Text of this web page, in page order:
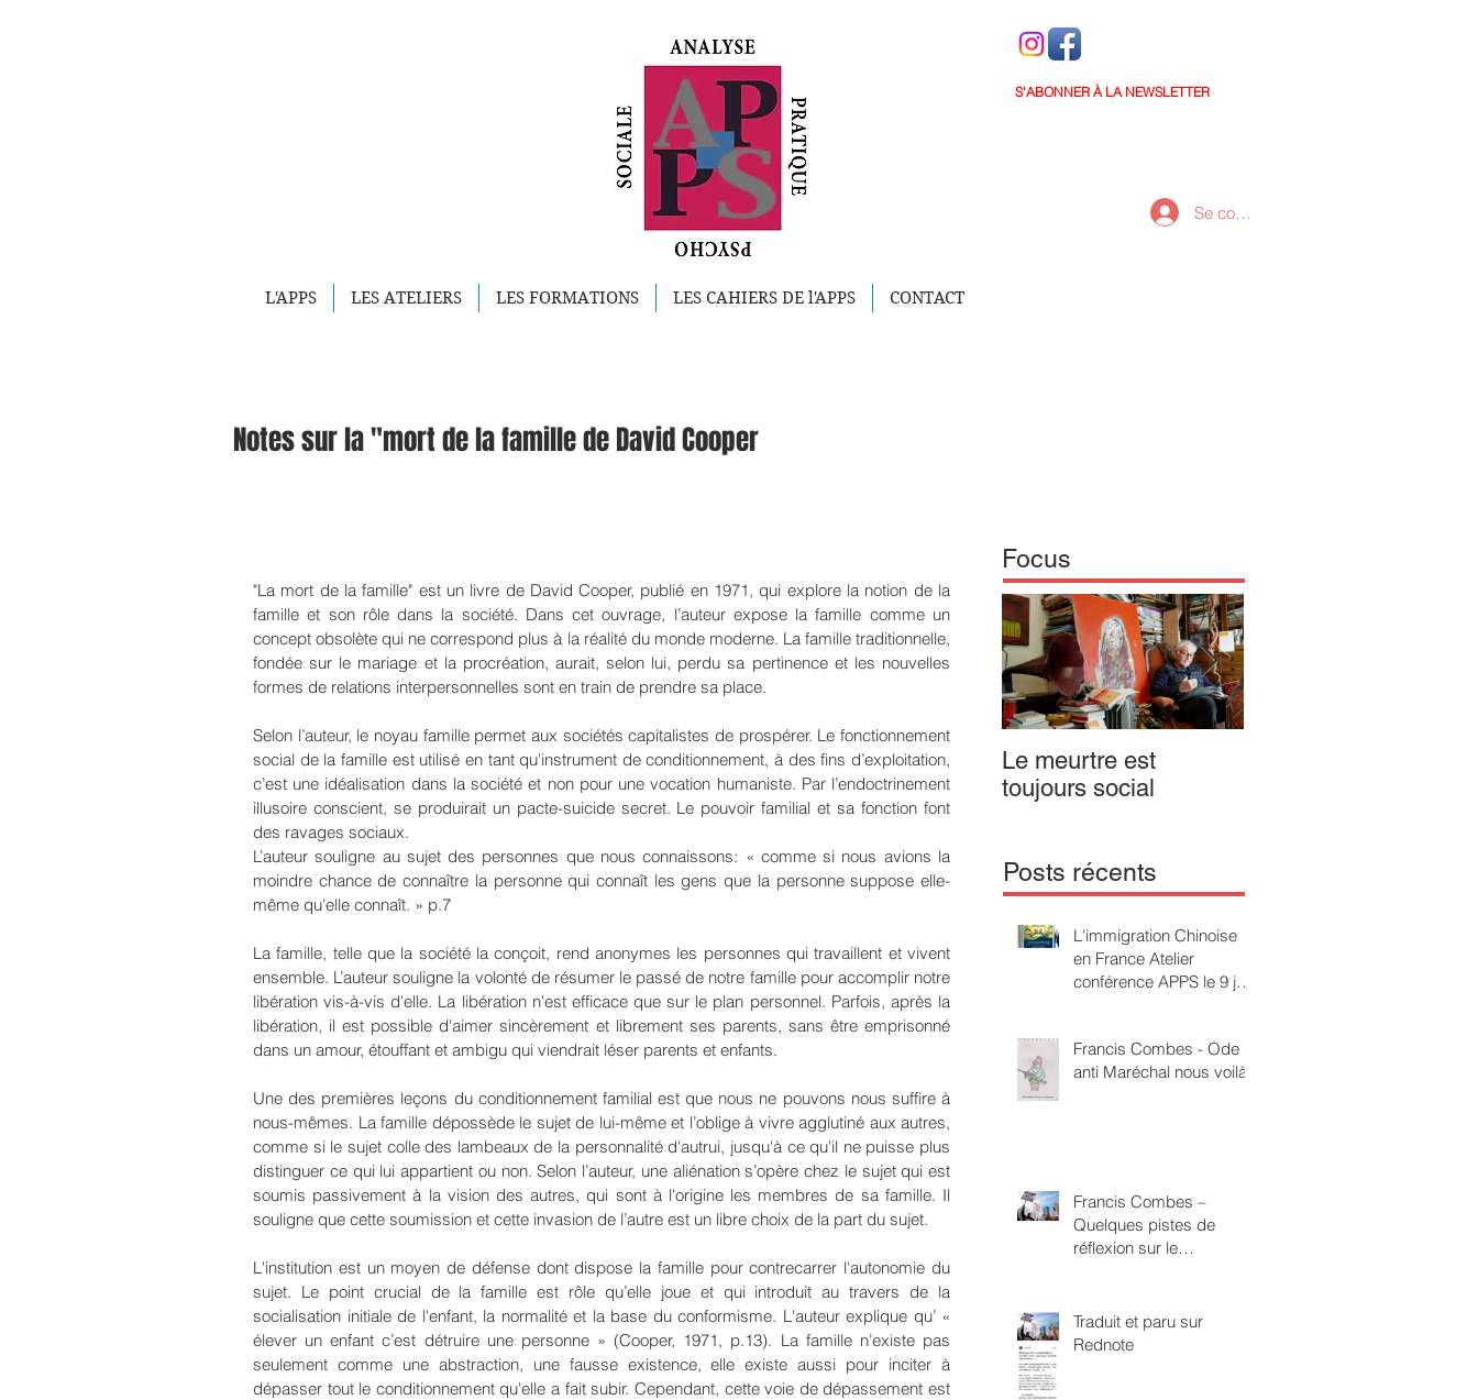
S'ABONNER À LA NEWSLETTER
Se connecter
L'APPS LES ATELIERS LES FORMATIONS LES CAHIERS DE l'APPS CONTACT
Notes sur la "mort de la famille de David Cooper
"La mort de la famille" est un livre de David Cooper, publié en 1971, qui explore la notion de la
famille et son rôle dans la société. Dans cet ouvrage, l’auteur expose la famille comme un
concept obsolète qui ne correspond plus à la réalité du monde moderne. La famille traditionnelle,
fondée sur le mariage et la procréation, aurait, selon lui, perdu sa pertinence et les nouvelles
formes de relations interpersonnelles sont en train de prendre sa place.
Selon l’auteur, le noyau famille permet aux sociétés capitalistes de prospérer. Le fonctionnement
social de la famille est utilisé en tant qu'instrument de conditionnement, à des fins d’exploitation,
c’est une idéalisation dans la société et non pour une vocation humaniste. Par l’endoctrinement
illusoire conscient, se produirait un pacte-suicide secret. Le pouvoir familial et sa fonction font
des ravages sociaux.
L’auteur souligne au sujet des personnes que nous connaissons: « comme si nous avions la
moindre chance de connaître la personne qui connaît les gens que la personne suppose elle-
même qu'elle connaît. » p.7
La famille, telle que la société la conçoit, rend anonymes les personnes qui travaillent et vivent
ensemble. L’auteur souligne la volonté de résumer le passé de notre famille pour accomplir notre
libération vis-à-vis d'elle. La libération n'est efficace que sur le plan personnel. Parfois, après la
libération, il est possible d'aimer sincèrement et librement ses parents, sans être emprisonné
dans un amour, étouffant et ambigu qui viendrait léser parents et enfants.
Une des premières leçons du conditionnement familial est que nous ne pouvons nous suffire à
nous-mêmes. La famille dépossède le sujet de lui-même et l’oblige à vivre agglutiné aux autres,
comme si le sujet colle des lambeaux de la personnalité d'autrui, jusqu'à ce qu'il ne puisse plus
distinguer ce qui lui appartient ou non. Selon l’auteur, une aliénation s’opère chez le sujet qui est
soumis passivement à la vision des autres, qui sont à l'origine les membres de sa famille. Il
souligne que cette soumission et cette invasion de l’autre est un libre choix de la part du sujet.
L'institution est un moyen de défense dont dispose la famille pour contrecarrer l'autonomie du
sujet. Le point crucial de la famille est rôle qu’elle joue et qui introduit au travers de la
socialisation initiale de l'enfant, la normalité et la base du conformisme. L'auteur explique qu’ «
élever un enfant c’est détruire une personne » (Cooper, 1971, p.13). La famille n’existe pas
seulement comme une abstraction, une fausse existence, elle existe aussi pour inciter à
dépasser tout le conditionnement qu'elle a fait subir. Cependant, cette voie de dépassement est
Focus
Le meurtre est
toujours social
Posts récents
L'immigration Chinoise
en France Atelier
conférence APPS le 9 juin
Boucry Paris 18ème
Francis Combes - Ode
anti Maréchal nous voilà
Francis Combes –
Quelques pistes de
réflexion sur le
Traduit et paru sur
Rednote